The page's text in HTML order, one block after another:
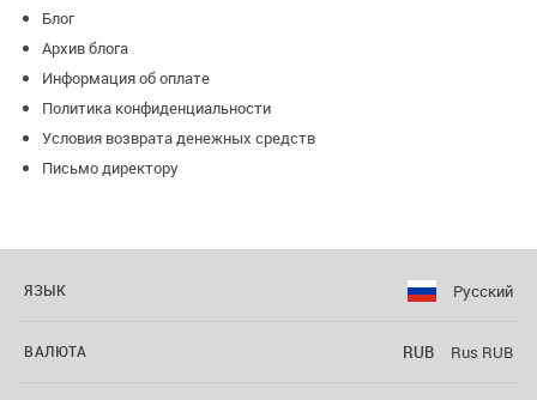
Блог
Архив блога
Информация об оплате
Политика конфиденциальности
Условия возврата денежных средств
Письмо директору
ЯЗЫК Русский
ВАЛЮТА RUB Rus RUB